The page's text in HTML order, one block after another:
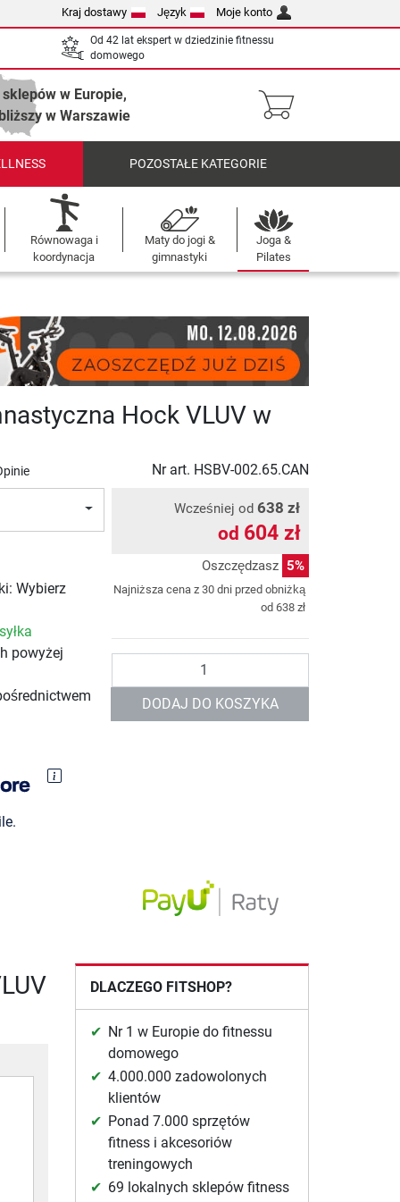
Kraj dostawy Język Moje konto
Od 42 lat ekspert w dziedzinie fitnessu
domowego
w Europie,
w Warszawie
POZOSTAŁE KATEGORIE
Równowaga i
koordynacja
Maty do jogi &
gimnastyki
Joga &
Pilates
Hock VLUV w
Nr art. HSBV-002.65.CAN
Wybierz
powyżej
Wcześniej od 638 zł
od 604 zł
Oszczędzasz 5%
Najniższa cena z 30 dni przed obniżką
od 638 zł
DODAJ DO KOSZYKA
DLACZEGO FITSHOP?
Nr 1 w Europie do fitnessu
domowego
4.000.000 zadowolonych
klientów
Ponad 7.000 sprzętów
fitness i akcesoriów
treningowych
69 lokalnych sklepów fitness